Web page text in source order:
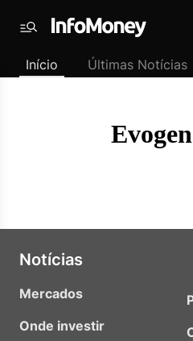
padrão
Últimas
Menu
Início Últimas Notícias
Notícias
Mercados
Onde investir